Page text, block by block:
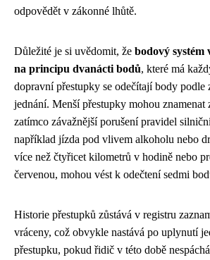
odpovědět v zákonné lhůtě.
Důležité je si uvědomit, že bodový systém
na principu dvanácti bodů, které má
dopravní přestupky se odečítají body podle
jednání. Menší přestupky mohou
zatímco závažnější porušení pravidel
například jízda pod vlivem alkoholu nebo
více než čtyřicet kilometrů v hodině nebo
červenou, mohou vést k odečtení sedmi
Historie přestupků zůstává v registru
vráceny, což obvykle nastává po uplynutí
přestupku, pokud řidič v této době